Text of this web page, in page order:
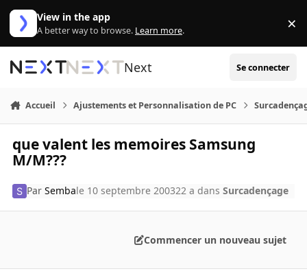
Aller au contenu
View in the app
A better way to browse. Learn more. ×
Next Se connecter
Accueil Ajustements et Personnalisation de PC
que valent les memoires Samsung
M/M???
ParSembale 10 septembre 200322 a dansSurcadençage
Commencer un nouveau sujet